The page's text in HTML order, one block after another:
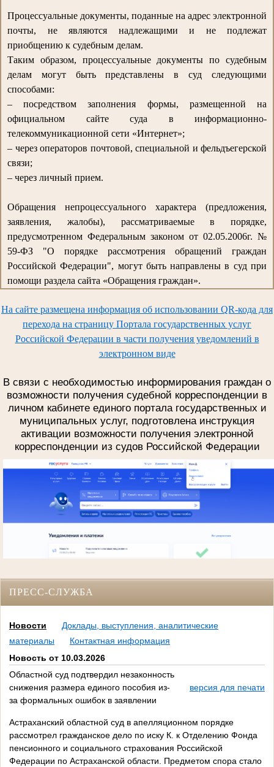
Процессуальные документы, поданные на адрес электронной
почты, не являются надлежащими и не подлежат
приобщению к судебным делам.
Таким образом, процессуальные документы по судебным
делам могут быть представлены в суд следующими
способами:
– посредством заполнения формы, размещенной на
официальном сайте суда в информационно-
телекоммуникационной сети «Интернет»;
– через операторов почтовой, специальной и фельдъегерской
связи;
– через личный прием.
Обращения непроцессуального характера (предложения,
заявления, жалобы), рассматриваемые в порядке,
предусмотренном Федеральным законом от 02.05.2006г. №
59-ФЗ "О порядке рассмотрения обращений граждан
Российской Федерации", могут быть направлены в суд при
помощи раздела сайта «Обращения граждан».
На сайте размещена информация об использовании QR-кода для
перехода на страницу Портала государственных услуг
Российской Федерации в части получения уведомлений в
электронном виде
В связи с необходимостью информирования граждан о
возможности получения судебной корреспонденции в
личном кабинете единого портала государственных и
муниципальных услуг, подготовлена инструкция
активации возможности получения электронной
корреспонденции из судов Российской Федерации
ПРЕСС-СЛУЖБА
Новости
Доклады, выступления, аналитические
материалы
Контактная информация
Новость от 10.03.2026
Областной суд подтвердил незаконность
снижения размера единого пособия из-
за формальных ошибок в заявлении
версия для печати
Астраханский областной суд в апелляционном порядке
рассмотрел гражданское дело по иску К. к Отделению Фонда
пенсионного и социального страхования Российской
Федерации по Астраханской области. Предметом спора стало